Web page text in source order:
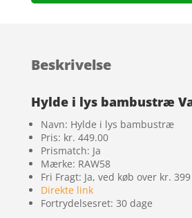
Beskrivelse
Hylde i lys bambustræ
Navn: Hylde i lys bambustræ
Pris: kr. 449.00
Prismatch: Ja
Mærke: RAW58
Fri Fragt: Ja, ved køb over kr. 399
Direkte link
Fortrydelsesret: 30 dage